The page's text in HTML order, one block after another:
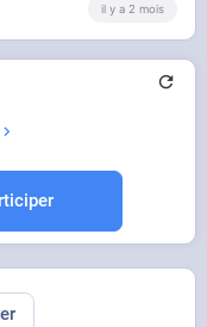
il y a 2 mois